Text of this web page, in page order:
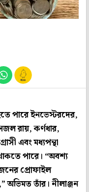
পারে ইনভেস্টরদের,
রায়, কর্ণধার,
এবং মধ‌্যপন্থা
পারে। “অবশ‌্য
প্রোফাইল
অভিমত তাঁর।নীলাঞ্জন